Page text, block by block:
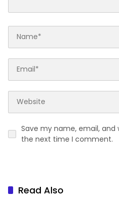
Save my name, email,
the next time I comment.
Read Also